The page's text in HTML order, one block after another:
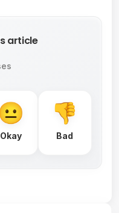
article
Okay Bad